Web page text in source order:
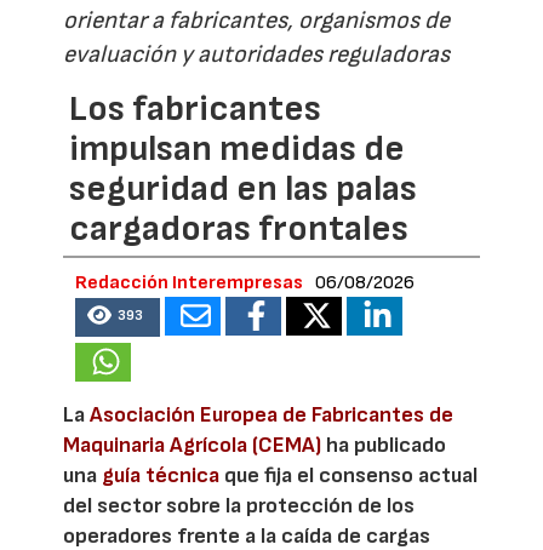
orientar a fabricantes, organismos de
evaluación y autoridades reguladoras
Los fabricantes
impulsan medidas de
seguridad en las palas
cargadoras frontales
Redacción Interempresas 06/08/2026
393
LaAsociación Europea de Fabricantes de
Maquinaria Agrícola (CEMA) ha publicado
una guía técnica que fija el consenso actual
del sector sobre la protección de los
operadores frente a la caída de cargas